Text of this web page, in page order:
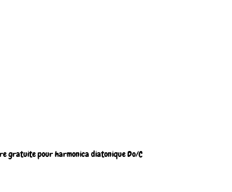
gratuite pour harmonica diatonique Do/C